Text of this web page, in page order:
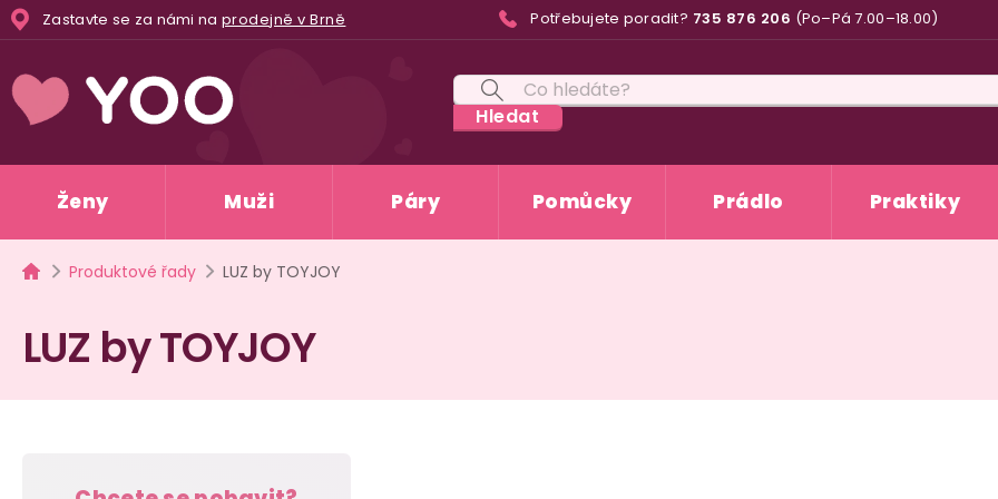
Přejít
na
Zastavte se za námi na prodejně v Brně Potřebujete poradit? 735 876 206 (Po–Pá 7.00–18.00)
Hledat
Ženy Muži Páry Pomůcky Prádlo Praktiky
Domů
Produktové řady LUZ by TOYJOY
LUZ by TOYJOY